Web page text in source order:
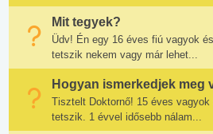
Mit tegyek?
Üdv! Én egy 16 éves fiú vagyok
tetszik nekem vagy már lehet...
Hogyan ismerkedjek meg
Tisztelt Doktornő! 15 éves
tetszik. 1 évvel idősebb nálam...